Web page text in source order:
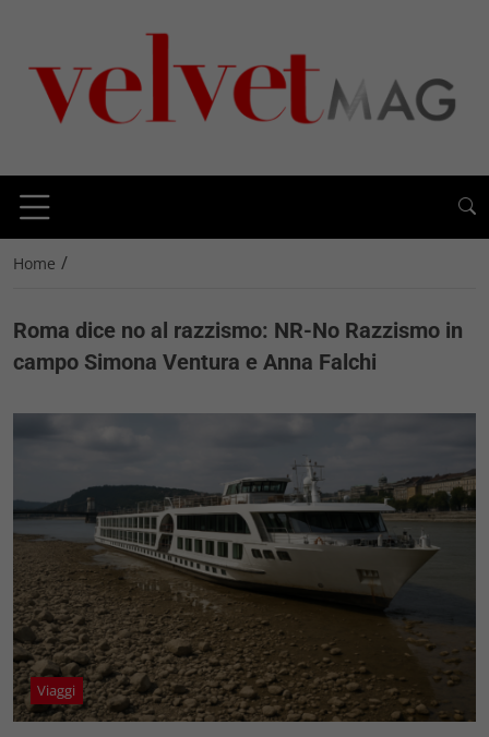
Home /
Roma dice no al razzismo: NR-No Razzismo in
campo Simona Ventura e Anna Falchi
Viaggi